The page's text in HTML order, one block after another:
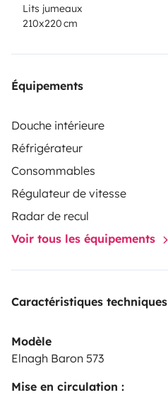
Lits jumeaux
210x220 cm
Équipements
Douche intérieure
Réfrigérateur
Consommables
Régulateur de vitesse
Radar de recul
Voir tous les équipements
Caractéristiques techniques
Modèle
Elnagh Baron 573
Mise en circulation :